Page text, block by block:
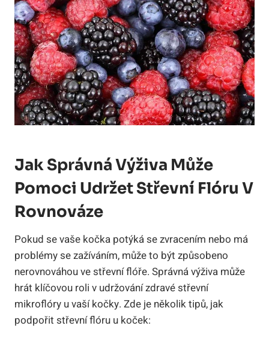
Jak Správná Výživa Může
Pomoci Udržet Střevní Flóru V
Rovnováze
Pokud se vaše kočka potýká se zvracením nebo má
problémy se zažíváním, může to být způsobeno
nerovnováhou ve střevní flóře. Správná výživa může
hrát klíčovou roli v udržování zdravé střevní
mikroflóry u vaší kočky. Zde je několik tipů, jak
podpořit střevní flóru u koček: